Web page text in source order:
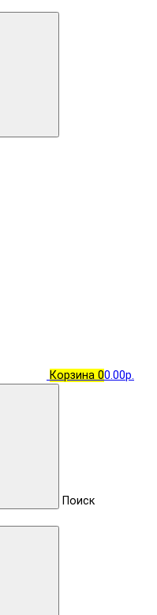
Корзина 00.00р.
Поиск